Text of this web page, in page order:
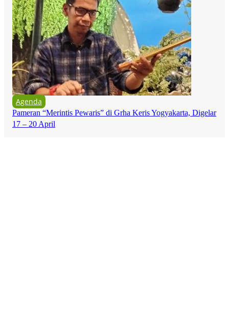
Agenda
Pameran “Merintis Pewaris” di Grha Keris Yogyakarta, Digelar
17 – 20 April